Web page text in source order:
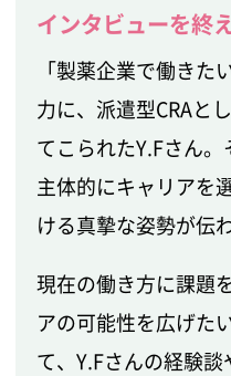
インタビューを終
「製薬企業で働きた
力に、派遣型CRAと
てこられたY.Fさん。
主体的にキャリアを
ける真摯な姿勢が伝
現在の働き方に課題
アの可能性を広げた
て、Y.Fさんの経験